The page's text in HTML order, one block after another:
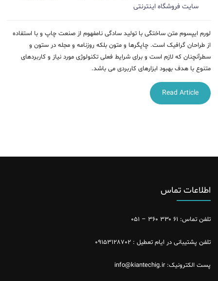
سایت فروشگاه اینترنتی
لورم ایپسوم متن ساختگی با تولید سادگی نامفهوم از صنعت چاپ و با استفاده
از طراحان گرافیک است. چاپگرها و متون بلکه روزنامه و مجله در ستون و
سطرآنچنان که لازم است و برای شرایط فعلی تکنولوژی مورد نیاز و کاربردهای
متنوع با هدف بهبود ابزارهای کاربردی می باشد.
Read Article
اطلاعات تماس
تلفن تماس: ۶۱ ۳۳۰ ۳۶۰ – ۰۵۱
تلفن پشتیبانی در ایام تعطیل : ۰۹۱۵۳۱۲۸۷۰۲
پست الکترونیک: info@kiantechig.ir